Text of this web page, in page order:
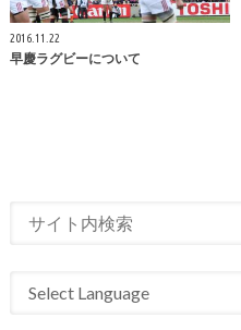
2016.11.22
早慶ラグビーについて